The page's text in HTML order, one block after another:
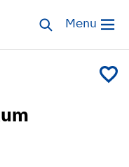
Zoek opvang
Open
Menu
Voeg